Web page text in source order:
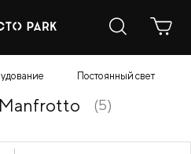
Постоянный свет
(5)